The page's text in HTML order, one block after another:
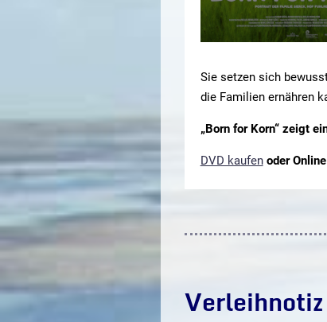
Sie setzen sich
die Familien ernähren
„Born for Korn“ zeigt
DVD kaufenoder
Verleihnotiz